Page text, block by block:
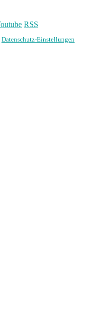
RSS
Datenschutz-Einstellungen